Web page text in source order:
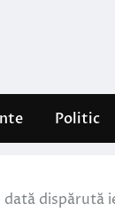
Politic
dată